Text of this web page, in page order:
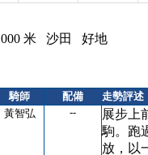
米 沙田 好地
騎師 配備
走勢評述
黃智弘 --
展步上
駒。跑
放，以